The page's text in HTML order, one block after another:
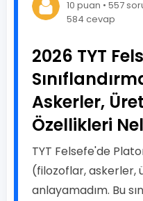
10 puan • 557
584 cevap
2026 TYT
Askerler,
Özellikleri
TYT Felsefe'de
(filozoflar,
anlayamadım. Bu